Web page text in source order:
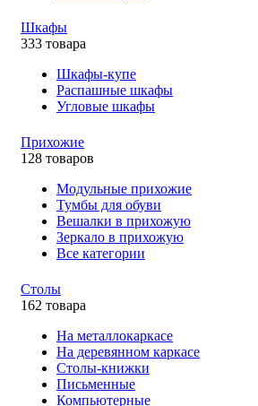
Шкафы
333 товара
Шкафы-купе
Распашные шкафы
Угловые шкафы
Прихожие
128 товаров
Модульные прихожие
Тумбы для обуви
Вешалки в прихожую
Зеркало в прихожую
Все категории
Столы
162 товара
На металлокаркасе
На деревянном каркасе
Столы-книжки
Письменные
Компьютерные